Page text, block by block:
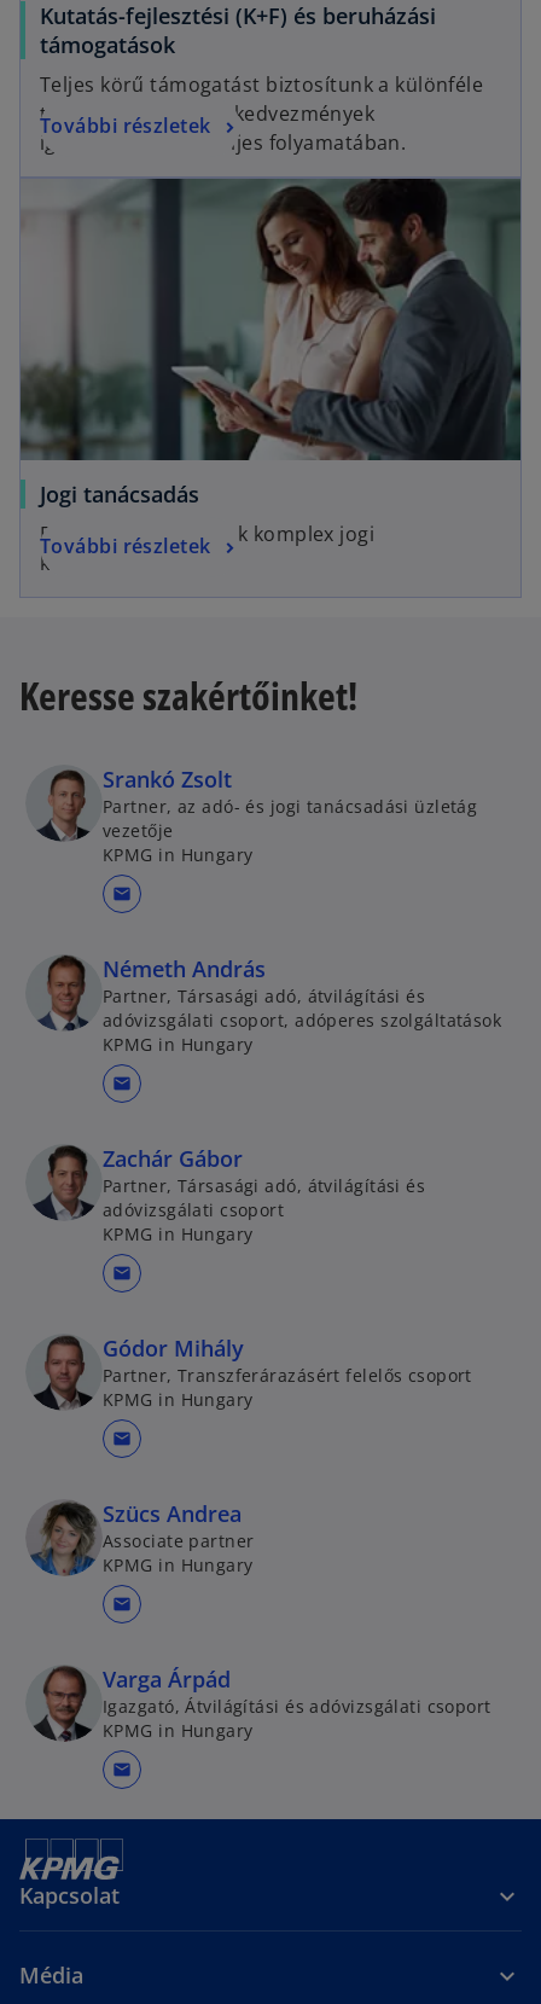
Kutatás-fejlesztési (K+F) és beruházási
támogatások
Teljes körű támogatást biztosítunk a különféle
támogatások és adókedvezmények
igénybevételének teljes folyamatában.
További részletek
Jogi tanácsadás
Egyszerű megoldások komplex jogi
kérdésekben.
További részletek
Keresse szakértőinket!
Srankó Zsolt
Partner, az adó- és jogi tanácsadási üzletág
vezetője
KPMG in Hungary
mail
Németh András
Partner, Társasági adó, átvilágítási és
adóvizsgálati csoport, adóperes szolgáltatások
KPMG in Hungary
mail
Zachár Gábor
Partner, Társasági adó, átvilágítási és
adóvizsgálati csoport
KPMG in Hungary
mail
Gódor Mihály
Partner, Transzferárazásért felelős csoport
KPMG in Hungary
mail
Szücs Andrea
Associate partner
KPMG in Hungary
mail
Varga Árpád
Igazgató, Átvilágítási és adóvizsgálati csoport
KPMG in Hungary
mail
Kapcsolat
Média